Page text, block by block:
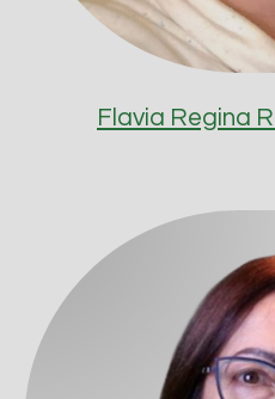
Flavia Regina